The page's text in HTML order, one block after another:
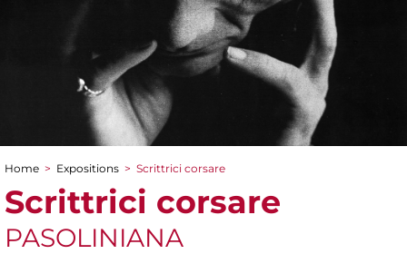
You are here
Home > Expositions > Scrittrici corsare
Scrittrici corsare
PASOLINIANA